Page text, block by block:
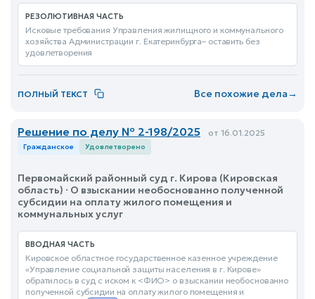
РЕЗОЛЮТИВНАЯ ЧАСТЬ
Исковые требования Управления жилищного и коммунального
хозяйства Администрации г. Екатеринбурга– оставить без
удовлетворения
ПОЛНЫЙ ТЕКСТ Все похожие дела→
Решение по делу № 2-198/2025 от 16.01.2025
Гражданское Удовлетворено
Первомайский районный суд г. Кирова (Кировская
область) · О взыскании необоснованно полученной
субсидии на оплату жилого помещения и
коммунальных услуг
ВВОДНАЯ ЧАСТЬ
Кировское областное государственное казенное учреждение
«Управление социальной защиты населения в г. Кирове»
обратилось в суд с иском к <ФИО> о взыскании необоснованно
полученной субсидии на оплату жилого помещения и